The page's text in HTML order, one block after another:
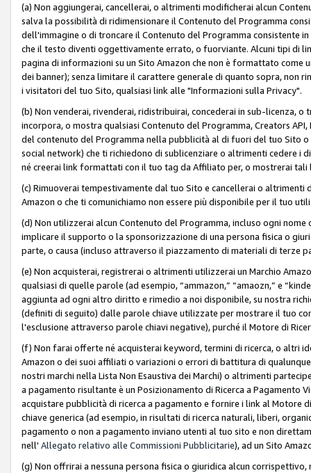
(a) Non aggiungerai, cancellerai, o altrimenti modificherai alcun
salva la possibilità di ridimensionare il Contenuto del Programma
dell'immagine o di troncare il Contenuto del Programma consistente
che il testo diventi oggettivamente errato, o fuorviante. Alcuni tipi di
pagina di informazioni su un Sito Amazon che non è formattato
dei banner); senza limitare il carattere generale di quanto sopra, non
i visitatori del tuo Sito, qualsiasi link alle "Informazioni sulla Privacy".
(b) Non venderai, rivenderai, ridistribuirai, concederai in sub-licenza,
incorpora, o mostra qualsiasi Contenuto del Programma, Creators
del contenuto del Programma nella pubblicità al di fuori del tuo Sito
social network) che ti richiedono di sublicenziare o altrimenti cedere i
né creerai link formattati con il tuo tag da Affiliato per, o mostrerai tali
(c) Rimuoverai tempestivamente dal tuo Sito e cancellerai o
Amazon o che ti comunichiamo non essere più disponibile per il tuo
(d) Non utilizzerai alcun Contenuto del Programma, incluso ogni
implicare il supporto o la sponsorizzazione di una persona fisica o
parte, o causa (incluso attraverso il piazzamento di materiali di terze
(e) Non acquisterai, registrerai o altrimenti utilizzerai un Marchio
qualsiasi di quelle parole (ad esempio, “ammazon,” “amaozn,” e
aggiunta ad ogni altro diritto e rimedio a noi disponibile, su nostra
(definiti di seguito) dalle parole chiave utilizzate per mostrare il tuo
l'esclusione attraverso parole chiavi negative), purché il Motore di
(f) Non farai offerte né acquisterai keyword, termini di ricerca, o altri
Amazon o dei suoi affiliati o variazioni o errori di battitura di
nostri marchi nella Lista Non Esaustiva dei Marchi) o altrimenti
a pagamento risultante è un Posizionamento di Ricerca a Pagamento
acquistare pubblicità di ricerca a pagamento e fornire i link al Motore
chiave generica (ad esempio, in risultati di ricerca naturali, liberi,
pagamento o non a pagamento inviano utenti al tuo sito e non
nell' Allegato relativo alle Commissioni Pubblicitarie), ad un Sito
(g) Non offrirai a nessuna persona fisica o giuridica alcun